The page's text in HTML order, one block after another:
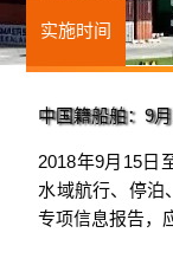
实施时间
中国籍船舶：9
2018年9月15日
水域航行、停泊
专项信息报告，